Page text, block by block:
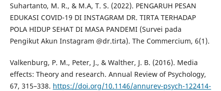
Suhartanto, M. R., & M.A, T. S. (2022). PENGARUH PESAN
EDUKASI COVID-19 DI INSTAGRAM DR. TIRTA TERHADAP
POLA HIDUP SEHAT DI MASA PANDEMI (Survei pada
Pengikut Akun Instagram @dr.tirta). The Commercium, 6(1).
Valkenburg, P. M., Peter, J., & Walther, J. B. (2016). Media
effects: Theory and research. Annual Review of Psychology,
67, 315–338. https://doi.org/10.1146/annurev-psych-122414-